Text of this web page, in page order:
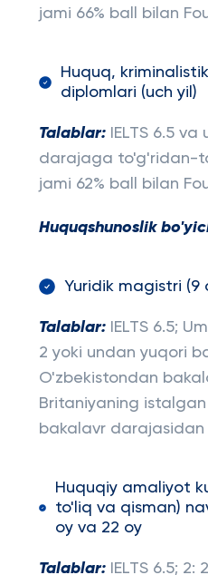
jami 66% ball bilan
Huquq,
diplomlari (uch yil)
Talablar:IELTS 6.5 va
darajaga to'g'ridan-
jami 62% ball bilan
Huquqshunoslik
Yuridik magistri (9
Talablar:IELTS 6.5;
2 yoki undan yuqori
O'zbekistondan
Britaniyaning
bakalavr darajasidan
Huquqiy amaliyot
to'liq va qisman)
oy va 22 oy
Talablar:IELTS 6.5; 2: